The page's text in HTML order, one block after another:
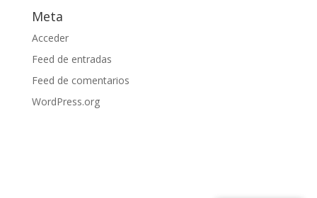
Meta
Acceder
Feed de entradas
Feed de comentarios
WordPress.org